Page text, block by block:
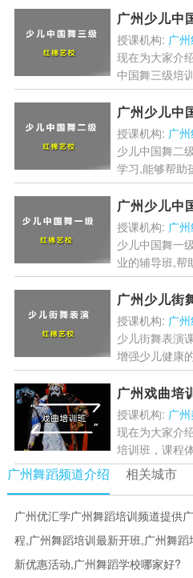
是中国舞金玉
绍....[详情]
广州少儿中
授课机构: 广
现在为大家介
中国舞三级培
导,喜欢舞蹈的
够强化孩子感
能等....[详情]
广州少儿中
授课机构: 广
少儿中国舞二
学习,能够帮助
自身气质,课程
服务,每个学员
广州少儿中
授课机构: 广
少儿中国舞一
业的辅导班,帮
同时也从舞蹈
调性,课程可以
大脑艺术潜能
广州少儿街
授课机构: 广
少儿街舞表演
增强少儿健康
能力,由浅至深
养音乐节奏感,
情]
广州戏曲培
授课机构: 广
现在为大家介
培训班，课程
大家可以零基
段气质，灵活
广州舞蹈频道介绍 相关城市
广州优汇学广州舞蹈培训频道提供
程,广州舞蹈培训最新开班,广州舞
新优惠活动,广州舞蹈学校哪家好?